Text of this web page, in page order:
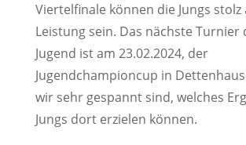
Viertelfinale können die Jungs stolz
Leistung sein. Das nächste Turnier
Jugend ist am 23.02.2024, der
Jugendchampioncup in
wir sehr gespannt sind, welches
Jungs dort erzielen können.